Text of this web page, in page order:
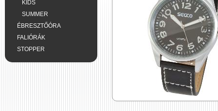
KIDS
SUMMER
ÉBRESZTŐÓRA
FALIÓRÁK
STOPPER